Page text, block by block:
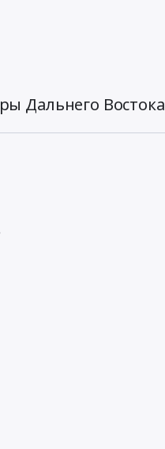
Дальнего Востока